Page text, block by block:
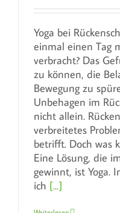
Yoga bei
einmal einen Tag
verbracht? Das
zu können, die
Bewegung zu
Unbehagen im
nicht allein.
verbreitetes
betrifft. Doch was
Eine Lösung, die
gewinnt, ist Yoga.
ich [...]